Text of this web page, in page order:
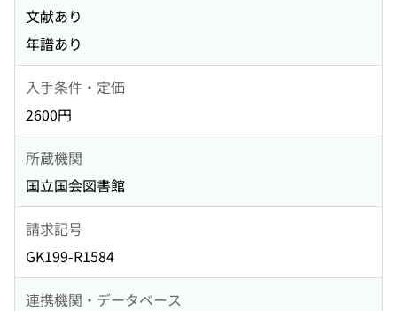
文献あり
年譜あり
入手条件・定価
2600円
所蔵機関
国立国会図書館
請求記号
GK199-R1584
連携機関・データベース